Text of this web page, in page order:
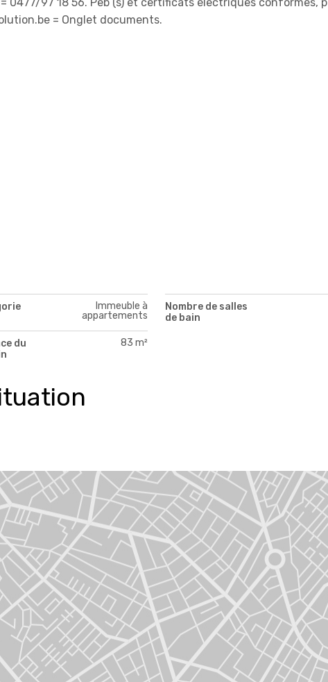
= Onglet documents.
Immeuble à
appartements
Nombre de salles
de bain
du
83 m²